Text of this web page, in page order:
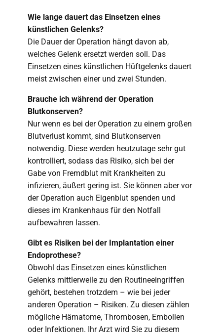
Wie lange dauert das Einsetzen eines
künstlichen Gelenks?
Die Dauer der Operation hängt davon ab,
welches Gelenk ersetzt werden soll. Das
Einsetzen eines künstlichen Hüftgelenks dauert
meist zwischen einer und zwei Stunden.
Brauche ich während der Operation
Blutkonserven?
Nur wenn es bei der Operation zu einem großen
Blutverlust kommt, sind Blutkonserven
notwendig. Diese werden heutzutage sehr gut
kontrolliert, sodass das Risiko, sich bei der
Gabe von Fremdblut mit Krankheiten zu
infizieren, äußert gering ist. Sie können aber vor
der Operation auch Eigenblut spenden und
dieses im Krankenhaus für den Notfall
aufbewahren lassen.
Gibt es Risiken bei der Implantation einer
Endoprothese?
Obwohl das Einsetzen eines künstlichen
Gelenks mittlerweile zu den Routineeingriffen
gehört, bestehen trotzdem – wie bei jeder
anderen Operation – Risiken. Zu diesen zählen
mögliche Hämatome, Thrombosen, Embolien
oder Infektionen. Ihr Arzt wird Sie zu diesem